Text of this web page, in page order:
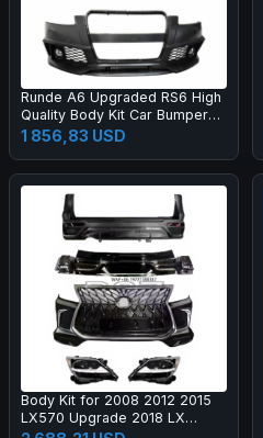
Runde A6 Upgraded RS6 High
Quality Body Kit Car Bumper
Grille Rear Lips Tail Throat Tail
Wing Manufacturer Direct
1 856,83 USD
Body Kit for 2008 2012 2015
LX570 Upgrade 2018 LX